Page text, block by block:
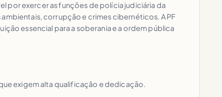
por exercer as funções de polícia judiciária da
corrupção e crimes cibernéticos. A PF
essencial para a soberania e a ordem pública
exigem alta qualificação e dedicação.